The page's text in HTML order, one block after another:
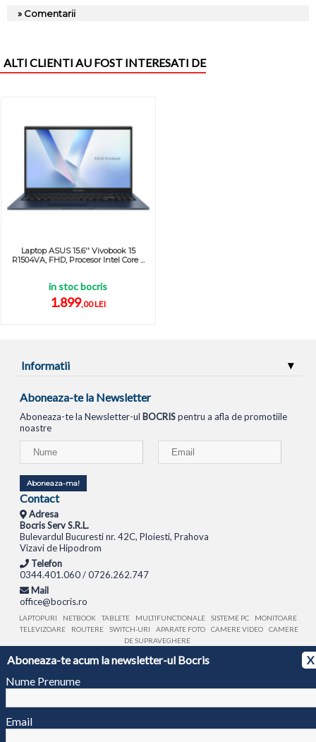
Aboneaza-te acum la newsletter-ul Bocris
X
Nume Prenume
Email
» Comentarii
ALTI CLIENTI AU FOST INTERESATI DE
Laptop ASUS 15.6'' Vivobook 15
R1504VA, FHD, Procesor Intel Core ...
in stoc bocris
1.899,00 LEI
Informatii
Aboneaza-te la Newsletter
Aboneaza-te la Newsletter-ul BOCRISpentru a afla de promotiile
noastre
Aboneaza-ma!
Contact
Adresa
Bocris Serv S.R.L.
Bulevardul Bucuresti nr. 42C, Ploiesti, Prahova
Vizavi de Hipodrom
Telefon
0344.401.060 / 0726.262.747
Mail
office@bocris.ro
LAPTOPURI NETBOOK TABLETE MULTIFUNCTIONALE SISTEME PC
MONITOARE
TELEVIZOARE
ROUTERE SWITCH-URI APARATE FOTO CAMERE VIDEO
CAMERE
DE SUPRAVEGHERE